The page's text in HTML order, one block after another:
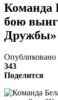
Команда
бою
Опубликовано
343
Поделится